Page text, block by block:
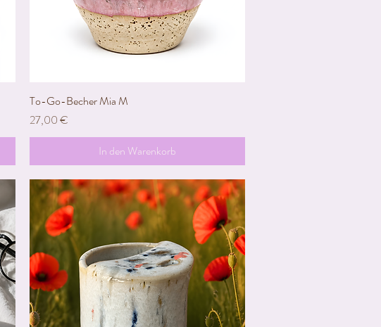
Schnellansicht
To-Go-Becher Mia M
Preis
27,00 €
In den Warenkorb